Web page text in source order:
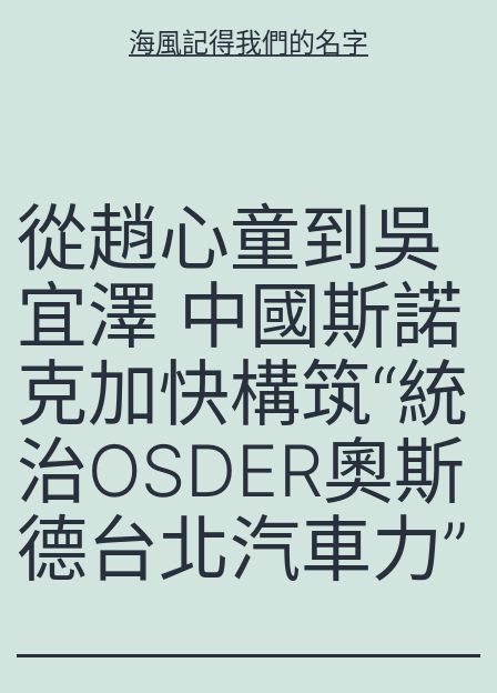
海風記得我們的名字
從趙心童到吳
宜澤 中國斯諾
克加快構筑“統
治OSDER奧斯
德台北汽車力”